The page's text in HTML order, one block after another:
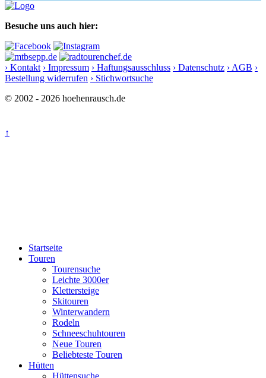
Besuche uns auch hier:
› Kontakt › Impressum › Haftungsausschluss › Datenschutz › AGB ›
Bestellung widerrufen › Stichwortsuche
© 2002 - 2026 hoehenrausch.de
↑
Startseite
Touren
Tourensuche
Leichte 3000er
Klettersteige
Skitouren
Winterwandern
Rodeln
Schneeschuhtouren
Neue Touren
Beliebteste Touren
Hütten
Hüttensuche